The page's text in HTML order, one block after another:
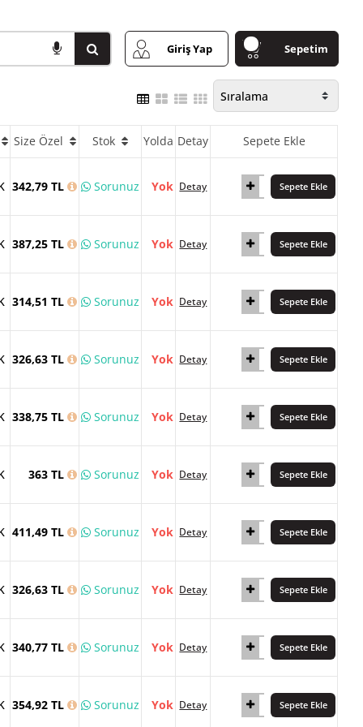
Giriş Yap Sepetim
Size Özel Stok Yolda Detay Sepete Ekle
342,79 TL Sorunuz Yok Detay Sepete Ekle
387,25 TL Sorunuz Yok Detay Sepete Ekle
314,51 TL Sorunuz Yok Detay Sepete Ekle
326,63 TL Sorunuz Yok Detay Sepete Ekle
338,75 TL Sorunuz Yok Detay Sepete Ekle
363 TL Sorunuz Yok Detay Sepete Ekle
411,49 TL Sorunuz Yok Detay Sepete Ekle
326,63 TL Sorunuz Yok Detay Sepete Ekle
340,77 TL Sorunuz Yok Detay Sepete Ekle
354,92 TL Sorunuz Yok Detay Sepete Ekle